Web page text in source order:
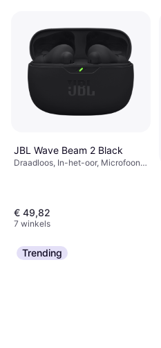
JBL Wave Beam 2 Black
Draadloos, In-het-oor, Microfoon,
€ 49,82
7 winkels
Trending